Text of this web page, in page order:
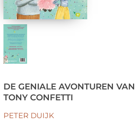
DE GENIALE AVONTUREN VAN
TONY CONFETTI
PETER DUIJK